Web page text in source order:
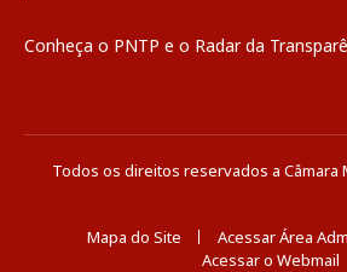
Conheça o PNTP e o Radar da
Todos os direitos reservados a Câmara
Mapa do Site
Acessar Área
Acessar o Webmail